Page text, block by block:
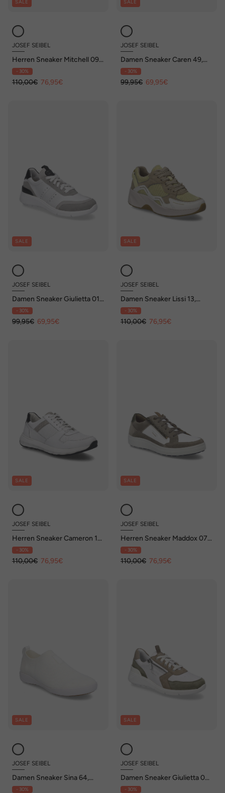
SALE
JOSEF SEIBEL
Herren Sneaker Mitchell 09,
weiss
- 30%
110,00€ 76,95€
SALE
JOSEF SEIBEL
Damen Sneaker Caren 49,
weiss-beige
- 30%
99,95€ 69,95€
SALE
JOSEF SEIBEL
Damen Sneaker Giulietta 01,
weiss-grau
- 30%
99,95€ 69,95€
SALE
JOSEF SEIBEL
Damen Sneaker Lissi 13,
weiss-gelb
- 30%
110,00€ 76,95€
SALE
JOSEF SEIBEL
Herren Sneaker Cameron 10,
weiss-schwarz
- 30%
110,00€ 76,95€
SALE
JOSEF SEIBEL
Herren Sneaker Maddox 07,
weiss-taupe
- 30%
110,00€ 76,95€
SALE
JOSEF SEIBEL
Damen Sneaker Sina 64,
weiß
- 30%
SALE
JOSEF SEIBEL
Damen Sneaker Giulietta 03,
weiss-multi
- 30%